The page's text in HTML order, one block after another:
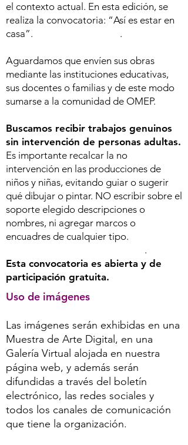
el contexto actual. En esta edición, se
realiza la convocatoria: “Así es estar en
casa”. .
Aguardamos que envíen sus obras
mediante las instituciones educativas,
sus docentes o familias y de este modo
sumarse a la comunidad de OMEP.
Buscamos recibir trabajos genuinos
sin intervención de personas adultas.
Es importante recalcar la no
intervención en las producciones de
niños y niñas, evitando guiar o sugerir
qué dibujar o pintar. NO escribir sobre el
soporte elegido descripciones o
nombres, ni agregar marcos o
encuadres de cualquier tipo.
.
Esta convocatoria es abierta y de
participación gratuita.
Uso de imágenes
Las imágenes serán exhibidas en una
Muestra de Arte Digital, en una
Galería Virtual alojada en nuestra
página web, y además serán
difundidas a través del boletín
electrónico, las redes sociales y
todos los canales de comunicación
que tiene la organización.